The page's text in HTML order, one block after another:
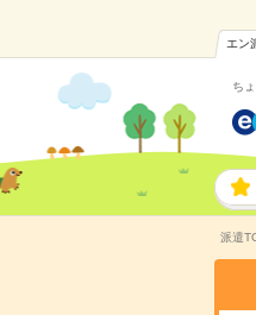
エン
ち
派遣